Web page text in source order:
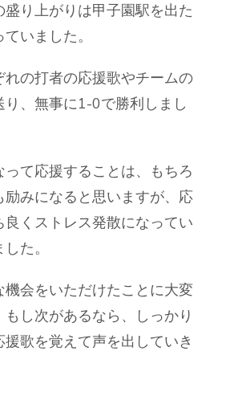
り上がりは甲子園駅を出た
いました。
の打者の応援歌やチームの
り、無事に1-0で勝利しまし
て応援することは、もちろ
励みになると思いますが、応
くストレス発散になってい
た。
機会をいただけたことに大変
し次があるなら、しっかり
援歌を覚えて声を出していき